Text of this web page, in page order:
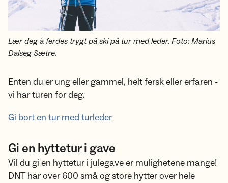
Lær deg å ferdes trygt på ski på tur med leder. Foto: Marius
Dalseg Sætre.
Enten du er ung eller gammel, helt fersk eller erfaren -
vi har turen for deg.
Gi bort en tur med turleder
Gi en hyttetur i gave
Vil du gi en hyttetur i julegave er mulighetene mange!
DNT har over 600 små og store hytter over hele